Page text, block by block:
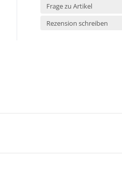
Frage zu Artikel
Rezension schreiben